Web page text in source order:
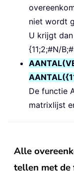
niet wordt
U krijgt
{11;2;#N/
De functie
matrixlijst
Alle
tellen met de